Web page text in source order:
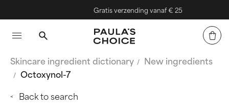
Gratis verzending vanaf € 25
Skincare ingredient dictionary
New ingredients
Octoxynol-7
Back to search